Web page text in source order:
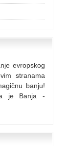
evropskog
stranama
banju!
je Banja -